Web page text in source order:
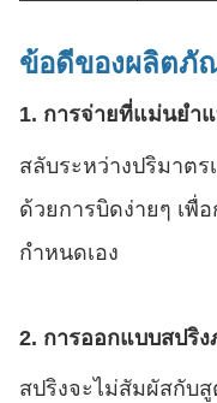
ข้อดีของผลิตภั
1. การจ่ายที่แม่นยำ
สลับระหว่างปริมาตร
ด้วยการบิดง่ายๆ เ
กำหนดเอง
2. การออกแบบสปริ
สปริงจะไม่สัมผัสกับ